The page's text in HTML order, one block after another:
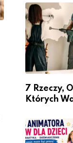
Miastem
nabór dla
7 Rzeczy, O
Których
Remontem